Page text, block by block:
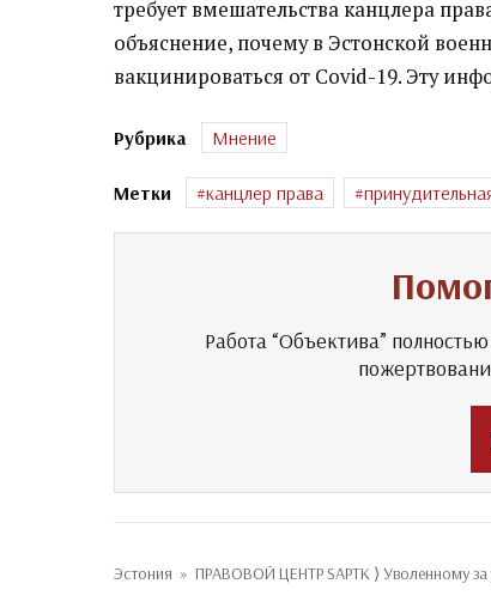
требует вмешательства канцлера
объяснение, почему в Эстонской
вакцинироваться от Covid-19. Эту
Рубрика Мнение
Метки канцлер права
Работа “Объектива”
Эстония » ПРАВОВОЙ ЦЕНТР SAPTK ⟩ Уволенному